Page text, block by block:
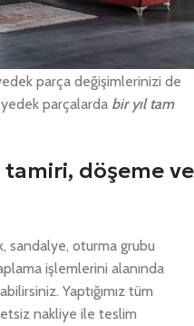
oturma grupları için yedek
Kurumsal
tiyatro gibi alanlarda
parça değişimlerinizi de
parçalarda bir yıl tam
döşeme ve
sandalye, oturma grubu
işlemlerini alanında
Yaptığımız tüm
nakliye ile teslim